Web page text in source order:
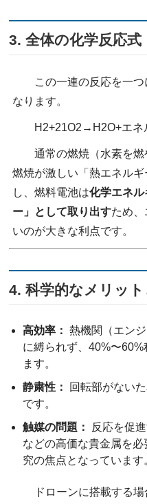
3. 全体の化学反応式
この一連の反応を一つ
なります。
H2​+21​O2​→H2​O+エネル
通常の燃焼（水素を燃
燃焼が激しい「熱エネル
し、燃料電池は化学エネ
ー」として取り出すため
いのが大きな利点です。
4. 科学的なメリット
高効率： 熱機関（エン
に縛られず、40%〜
ます。
静粛性：
回転部がない
です。
触媒の問題：
反応を促
などの高価な貴金属を
究の焦点となっています
ドローンに搭載する場